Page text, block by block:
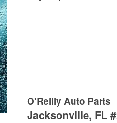
O'Reilly Auto Parts
Jacksonville, FL